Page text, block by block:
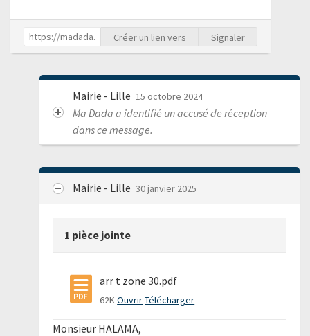
Créer un lien vers Signaler
Mairie - Lille 15 octobre 2024
Ma Dada a identifié un accusé de réception
dans ce message.
Mairie - Lille 30 janvier 2025
1 pièce jointe
arr t zone 30.pdf
62KOuvrirTélécharger
Monsieur HALAMA,